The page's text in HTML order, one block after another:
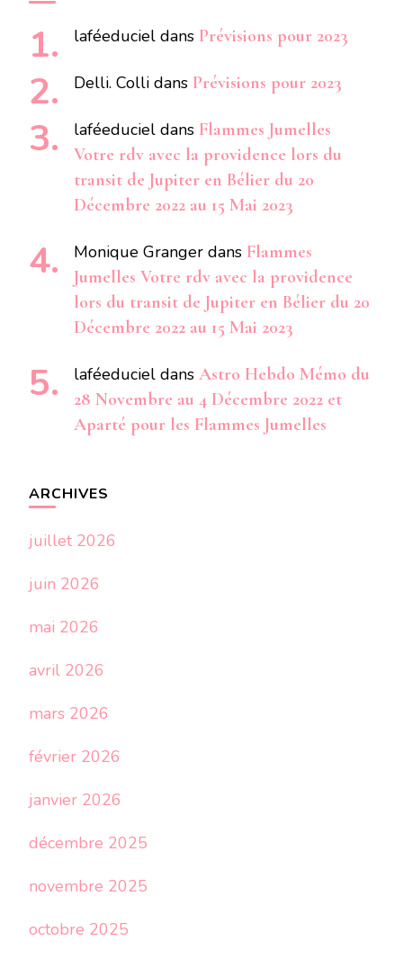
laféeduciel dans Prévisions pour 2023
Delli. Colli dans Prévisions pour 2023
laféeduciel dans Flammes Jumelles
Votre rdv avec la providence lors du
transit de Jupiter en Bélier du 20
Décembre 2022 au 15 Mai 2023
Monique Granger dans Flammes
Jumelles Votre rdv avec la providence
lors du transit de Jupiter en Bélier du 20
Décembre 2022 au 15 Mai 2023
laféeduciel dans Astro Hebdo Mémo du
28 Novembre au 4 Décembre 2022 et
Aparté pour les Flammes Jumelles
ARCHIVES
juillet 2026
juin 2026
mai 2026
avril 2026
mars 2026
février 2026
janvier 2026
décembre 2025
novembre 2025
octobre 2025